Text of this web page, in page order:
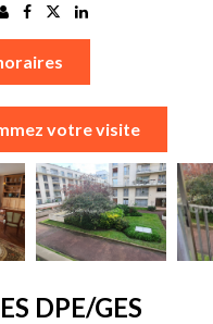
votre visite
DPE/GES